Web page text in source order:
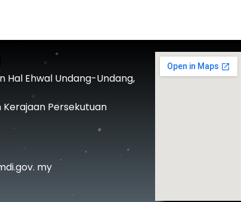
Hal Ehwal Undang-Undang,
Persekutuan
my